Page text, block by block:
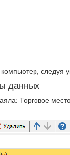
следуя
данных
Торговое